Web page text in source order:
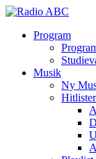
Program
Musik
Ny
Hitlister